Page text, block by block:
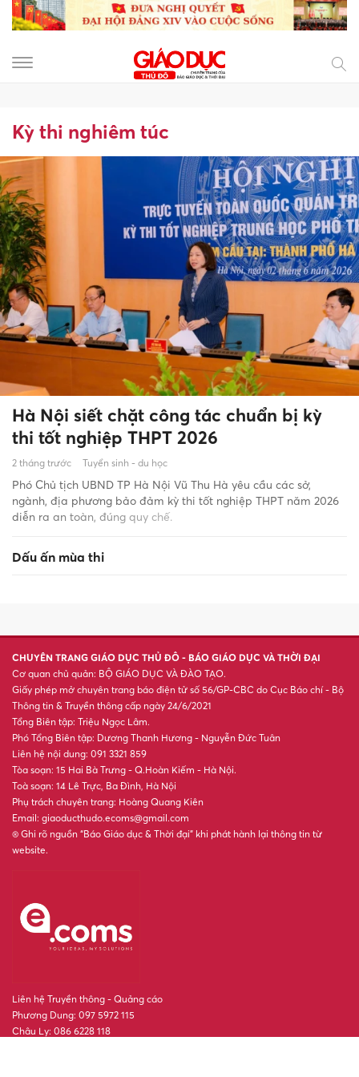
Kỳ thi nghiêm túc
Hà Nội siết chặt công tác chuẩn bị kỳ
thi tốt nghiệp THPT 2026
2 tháng trước Tuyển sinh - du học
Phó Chủ tịch UBND TP Hà Nội Vũ Thu Hà yêu cầu các sở,
ngành, địa phương bảo đảm kỳ thi tốt nghiệp THPT năm 2026
diễn ra an toàn, đúng quy chế.
Dấu ấn mùa thi
CHUYÊN TRANG GIÁO DỤC THỦ ĐÔ - BÁO GIÁO DỤC VÀ THỜI ĐẠI
Cơ quan chủ quản: BỘ GIÁO DỤC VÀ ĐÀO TẠO.
Giấy phép mở chuyên trang báo điện tử số 56/GP-CBC do Cục Báo chí - Bộ
Thông tin & Truyền thông cấp ngày 24/6/2021
Tổng Biên tập: Triệu Ngọc Lâm.
Phó Tổng Biên tập: Dương Thanh Hương - Nguyễn Đức Tuân
Liên hệ nội dung: 091 3321 859
Tòa soạn: 15 Hai Bà Trưng - Q.Hoàn Kiếm - Hà Nội.
Toà soạn: 14 Lê Trực, Ba Đình, Hà Nội
Phụ trách chuyên trang: Hoàng Quang Kiên
Email: giaoducthudo.ecoms@gmail.com
® Ghi rõ nguồn “Báo Giáo dục & Thời đại” khi phát hành lại thông tin từ
website.
Liên hệ Truyền thông - Quảng cáo
Phương Dung: 097 5972 115
Châu Ly: 086 6228 118